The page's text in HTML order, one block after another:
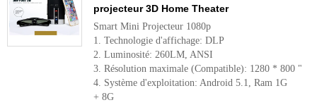
projecteur 3D Home Theater
Smart Mini Projecteur 1080p
1. Technologie d'affichage: DLP
2. Luminosité: 260LM, ANSI
3. Résolution maximale (Compatible): 1280 * 800 "
4. Système d'exploitation: Android 5.1, Ram 1G
+ 8G